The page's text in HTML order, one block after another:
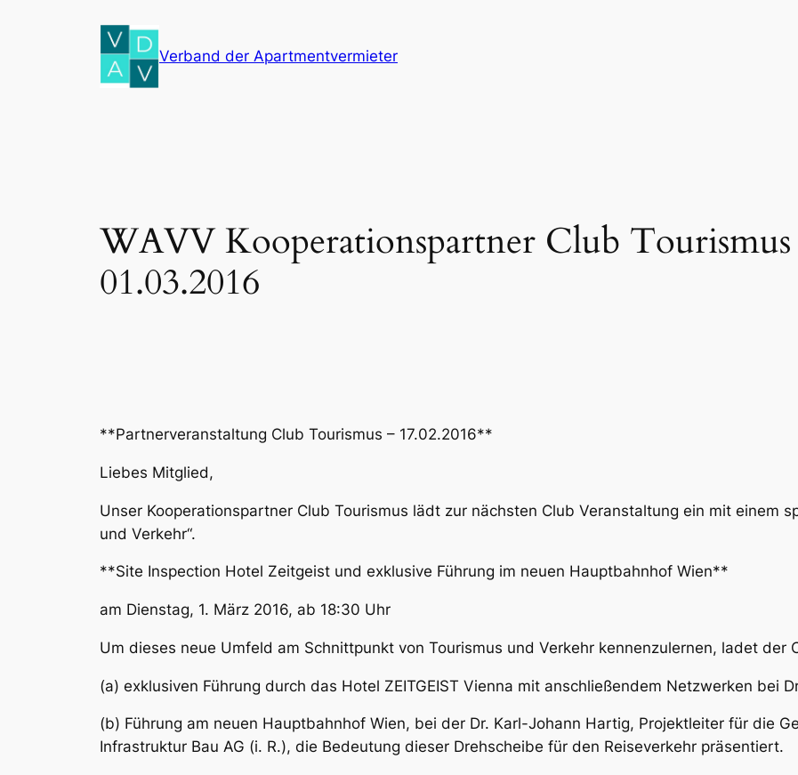
Verband der Apartmentvermieter
WAVV Kooperationspartner Club
01.03.2016
**Partnerveranstaltung Club Tourismus – 17.02.2016**
Liebes Mitglied,
Unser Kooperationspartner Club Tourismus lädt zur nächsten Club Veranstaltung ein mit einem
und Verkehr“.
**Site Inspection Hotel Zeitgeist und exklusive Führung im neuen Hauptbahnhof Wien**
am Dienstag, 1. März 2016, ab 18:30 Uhr
Um dieses neue Umfeld am Schnittpunkt von Tourismus und Verkehr kennenzulernen, ladet der
(a) exklusiven Führung durch das Hotel ZEITGEIST Vienna mit anschließendem Netzwerken bei
(b) Führung am neuen Hauptbahnhof Wien, bei der Dr. Karl-Johann Hartig, Projektleiter für die
Infrastruktur Bau AG (i. R.), die Bedeutung dieser Drehscheibe für den Reiseverkehr präsentiert.